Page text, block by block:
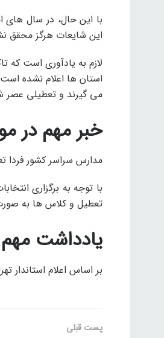
با این حال، در سال های
این شایعات هرگز محقق نشد.
لازم به یادآوری است
استان ها اعلام نشده
می گیرند و تعطیلی عصر
خبر مهم در
مدارس سراسر کشور فردا
تعطیل و کلاس ها به
یادداشت مهم
بر اساس اعلام استاندار تهران، ادارات دولتی از
پست قبلی